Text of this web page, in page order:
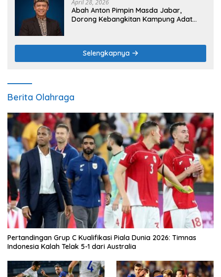
April 28, 2026
Abah Anton Pimpin Masda Jabar,
Dorong Kebangkitan Kampung Adat
Selengkapnya
Berita Olahraga
Pertandingan Grup C Kualifikasi Piala Dunia 2026: Timnas
Indonesia Kalah Telak 5-1 dari Australia